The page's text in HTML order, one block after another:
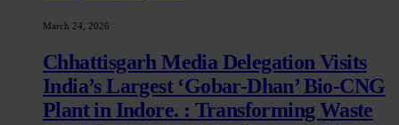
March 24, 2026
Chhattisgarh Media Delegation Visits
India’s Largest ‘Gobar-Dhan’ Bio-CNG
Plant in Indore. : Transforming Waste